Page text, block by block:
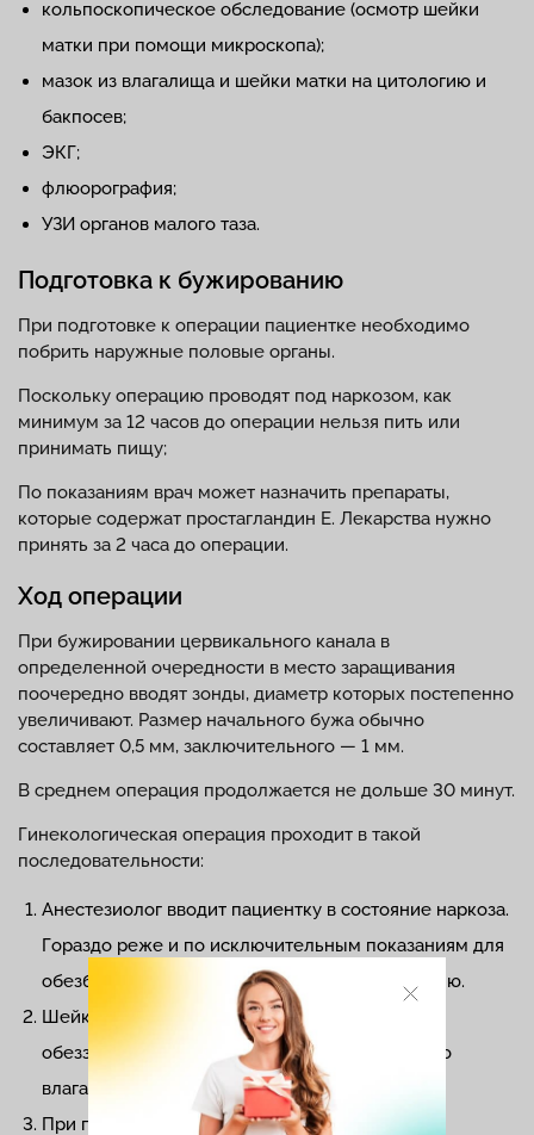
кольпоскопическое обследование (осмотр шейки
матки при помощи микроскопа);
мазок из влагалища и шейки матки на цитологию и
бакпосев;
ЭКГ;
флюорография;
УЗИ органов малого таза.
Подготовка к бужированию
При подготовке к операции пациентке необходимо
побрить наружные половые органы.
Поскольку операцию проводят под наркозом, как
минимум за 12 часов до операции нельзя пить или
принимать пищу;
По показаниям врач может назначить препараты,
которые содержат простагландин Е. Лекарства нужно
принять за 2 часа до операции.
Ход операции
При бужировании цервикального канала в
определенной очередности в место заращивания
поочередно вводят зонды, диаметр которых постепенно
увеличивают. Размер начального бужа обычно
составляет 0,5 мм, заключительного — 1 мм.
В среднем операция продолжается не дольше 30 минут.
Гинекологическая операция проходит в такой
последовательности:
Анестезиолог вводит пациентку в состояние наркоза.
Гораздо реже и по исключительным показаниям для
обезболивания используют местную анестезию.
Шейку матки подготавливают, обрабатывают
обеззараживающими препаратами и вводят во
влагалище ложкообразное зеркало.
При помощи специальных держателей врач